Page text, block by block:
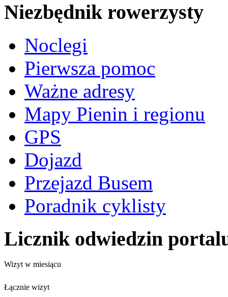
Niezbędnik rowerzysty
Noclegi
Pierwsza pomoc
Ważne adresy
Mapy Pienin i regionu
GPS
Dojazd
Przejazd Busem
Poradnik cyklisty
Licznik odwiedzin
Wizyt w miesiącu
Łącznie wizyt